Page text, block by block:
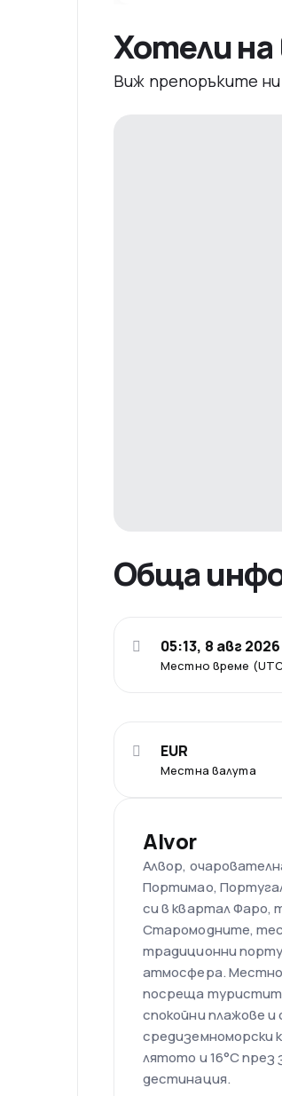
Хотели
Виж препоръките
Обща
Местно време
05:13, 8 авг 2026
Местна валута
EUR
Alvor
Алвор,
Портимао,
си в квартал Фаро,
Старомодните,
традиционни
атмосфера.
посреща
спокойни плажове
средиземноморски
лятото и 16°C
дестинация.